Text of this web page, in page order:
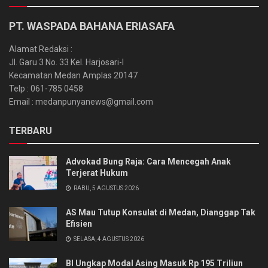
PT. WASPADA BAHANA ERIASAFA
Alamat Redaksi :
Jl. Garu 3 No. 33 Kel. Harjosari-I
Kecamatan Medan Amplas 20147
Telp : 061-785 0458
Email : medanpunyanews@gmail.com
TERBARU
Advokad Bung Raja: Cara Mencegah Anak
Terjerat Hukum
RABU, 5 AGUSTUS 2026
AS Mau Tutup Konsulat di Medan, Dianggap Tak
Efisien
SELASA, 4 AGUSTUS 2026
BI Ungkap Modal Asing Masuk Rp 195 Triliun